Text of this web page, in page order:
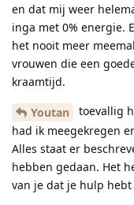
en dat mij weer
inga met 0% energie.
het nooit meer
vrouwen die een
kraamtijd.
Youtan
toevallig
had ik meegekregen
Alles staat er
hebben gedaan. Het
van je dat je hulp hebt